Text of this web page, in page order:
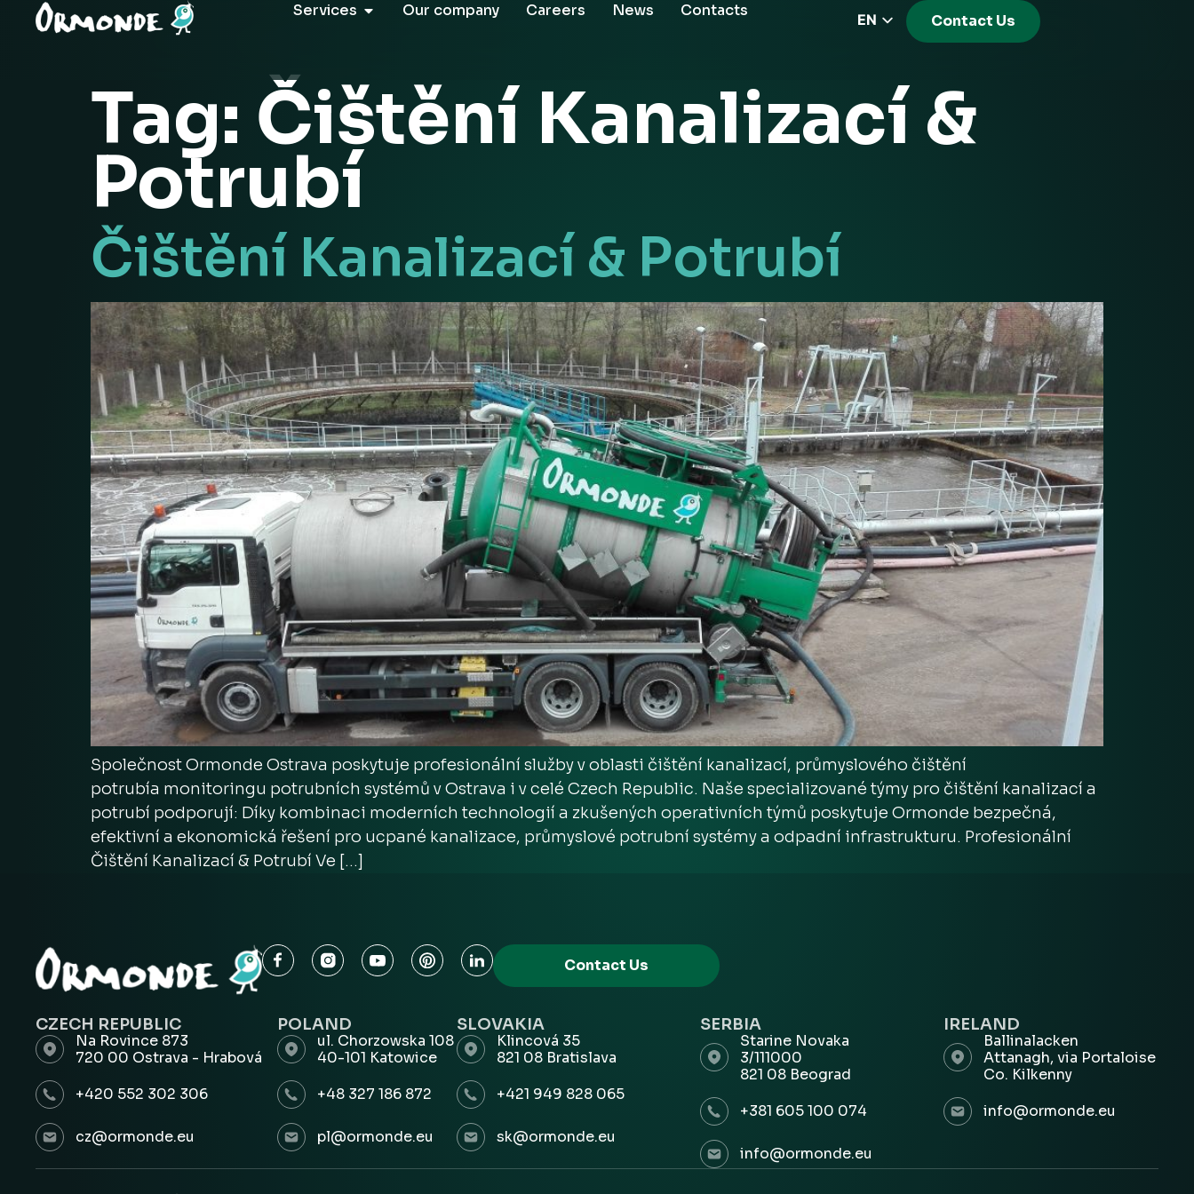
Services Our company Careers News Contacts
EN
DE
FR
Contact Us
Tag: Čištění Kanalizací &
Potrubí
Čištění Kanalizací & Potrubí
Společnost Ormonde Ostrava poskytuje profesionální služby v oblasti čištění kanalizací, průmyslového čištění
potrubía monitoringu potrubních systémů v Ostrava i v celé Czech Republic. Naše specializované týmy pro čištění kanalizací a
potrubí podporují: Díky kombinaci moderních technologií a zkušených operativních týmů poskytuje Ormonde bezpečná,
efektivní a ekonomická řešení pro ucpané kanalizace, průmyslové potrubní systémy a odpadní infrastrukturu. Profesionální
Čištění Kanalizací & Potrubí Ve […]
Contact Us
CZECH REPUBLIC
Na Rovince 873
720 00 Ostrava - Hrabová
+420 552 302 306
cz@ormonde.eu
POLAND
ul. Chorzowska 108
40-101 Katowice
+48 327 186 872
pl@ormonde.eu
SLOVAKIA
Klincová 35
821 08 Bratislava
+421 949 828 065
sk@ormonde.eu
SERBIA
Starine Novaka
3/111000
821 08 Beograd
+381 605 100 074
info@ormonde.eu
IRELAND
Ballinalacken
Attanagh, via Portaloise
Co. Kilkenny
info@ormonde.eu